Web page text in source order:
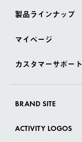
製品ラインナップ
マイページ
カスタマーサポート
BRAND SITE
ACTIVITY LOGOS